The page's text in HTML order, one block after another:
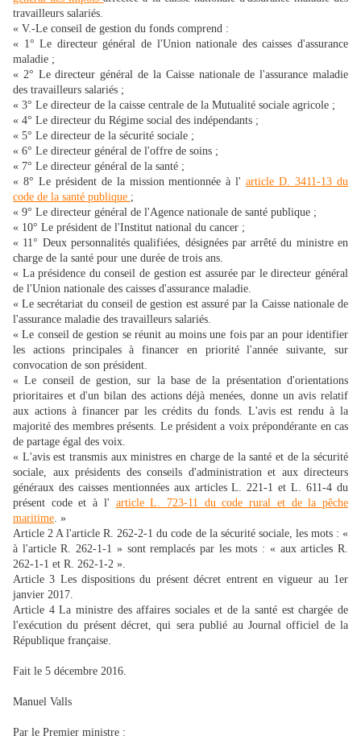
travailleurs salariés.
« V.-Le conseil de gestion du fonds comprend :
« 1° Le directeur général de l'Union nationale des caisses d'assurance
maladie ;
« 2° Le directeur général de la Caisse nationale de l'assurance maladie
des travailleurs salariés ;
« 3° Le directeur de la caisse centrale de la Mutualité sociale agricole ;
« 4° Le directeur du Régime social des indépendants ;
« 5° Le directeur de la sécurité sociale ;
« 6° Le directeur général de l'offre de soins ;
« 7° Le directeur général de la santé ;
« 8° Le président de la mission mentionnée à l'article D. 3411-13 du
code de la santé publique ;
« 9° Le directeur général de l'Agence nationale de santé publique ;
« 10° Le président de l'Institut national du cancer ;
« 11° Deux personnalités qualifiées, désignées par arrêté du ministre en
charge de la santé pour une durée de trois ans.
« La présidence du conseil de gestion est assurée par le directeur général
de l'Union nationale des caisses d'assurance maladie.
« Le secrétariat du conseil de gestion est assuré par la Caisse nationale de
l'assurance maladie des travailleurs salariés.
« Le conseil de gestion se réunit au moins une fois par an pour identifier
les actions principales à financer en priorité l'année suivante, sur
convocation de son président.
« Le conseil de gestion, sur la base de la présentation d'orientations
prioritaires et d'un bilan des actions déjà menées, donne un avis relatif
aux actions à financer par les crédits du fonds. L'avis est rendu à la
majorité des membres présents. Le président a voix prépondérante en cas
de partage égal des voix.
« L'avis est transmis aux ministres en charge de la santé et de la sécurité
sociale, aux présidents des conseils d'administration et aux directeurs
généraux des caisses mentionnées aux articles L. 221-1 et L. 611-4 du
présent code et à l' article L. 723-11 du code rural et de la pêche
maritime. »
Article 2 A l'article R. 262-2-1 du code de la sécurité sociale, les mots : «
à l'article R. 262-1-1 » sont remplacés par les mots : « aux articles R.
262-1-1 et R. 262-1-2 ».
Article 3 Les dispositions du présent décret entrent en vigueur au 1er
janvier 2017.
Article 4 La ministre des affaires sociales et de la santé est chargée de
l'exécution du présent décret, qui sera publié au Journal officiel de la
République française.
Fait le 5 décembre 2016.
Manuel Valls
Par le Premier ministre :